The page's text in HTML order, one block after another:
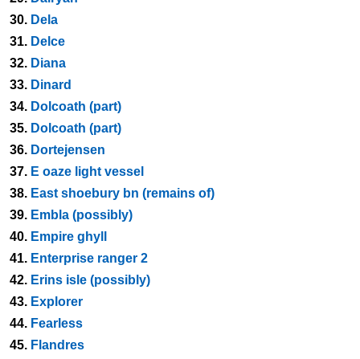
30. Dela
31. Delce
32. Diana
33. Dinard
34. Dolcoath (part)
35. Dolcoath (part)
36. Dortejensen
37. E oaze light vessel
38. East shoebury bn (remains of)
39. Embla (possibly)
40. Empire ghyll
41. Enterprise ranger 2
42. Erins isle (possibly)
43. Explorer
44. Fearless
45. Flandres